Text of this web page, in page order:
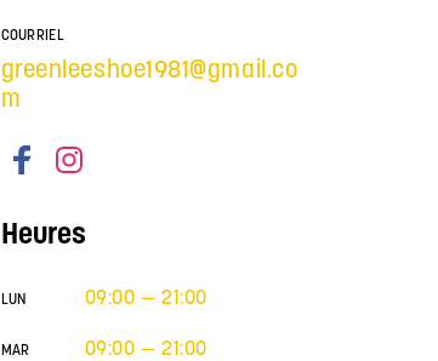
COURRIEL
greenleeshoe1981@gmail.co
m
Heures
LUN 09:00 — 21:00
MAR 09:00 — 21:00